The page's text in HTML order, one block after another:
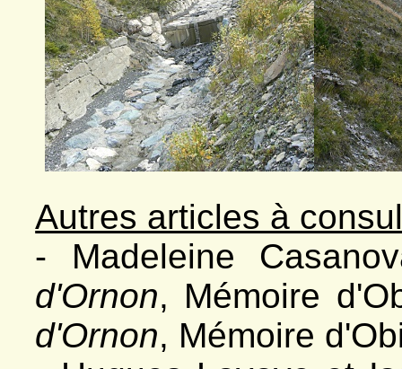
Autres articles à
- Madeleine
d'Ornon, Mémoire
d'Ornon, Mémoire